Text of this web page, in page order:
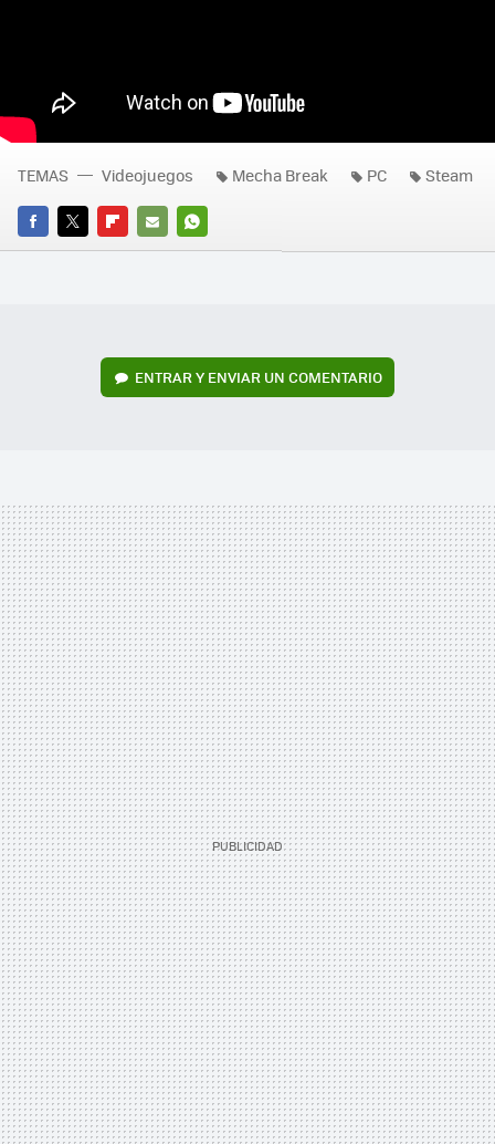
FACEBOOK
TWITTERFLIPBOARD
E-
WHATSAPP
TEMAS Videojuegos Mecha Break PC Steam
ENTRAR Y ENVIAR UN COMENTARIO